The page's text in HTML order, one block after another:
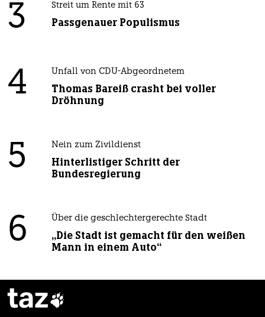
3 Streit um Rente mit 63
Passgenauer Populismus
4 Unfall von CDU-Abgeordnetem
Thomas Bareiß crasht bei voller
Dröhnung
5 Nein zum Zivildienst
Hinterlistiger Schritt der
Bundesregierung
6 Über die geschlechtergerechte Stadt
„Die Stadt ist gemacht für den weißen
Mann in einem Auto“
taz